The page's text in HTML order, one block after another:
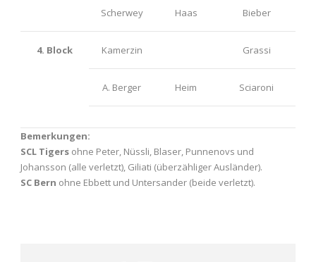
Scherwey Haas Bieber
4. Block Kamerzin Grassi
A. Berger Heim Sciaroni
Bemerkungen:
SCL Tigers ohne Peter, Nüssli, Blaser, Punnenovs und
Johansson (alle verletzt), Giliati (überzähliger Ausländer).
SC Bern ohne Ebbett und Untersander (beide verletzt).